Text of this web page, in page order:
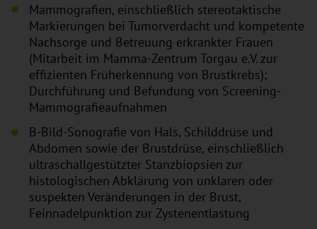
Mammografien, einschließlich stereotaktische
Markierungen bei Tumorverdacht und kompetente
Nachsorge und Betreuung erkrankter Frauen
(Mitarbeit im Mamma-Zentrum Torgau e.V. zur
effizienten Früherkennung von Brustkrebs);
Durchführung und Befundung von Screening-
Mammografieaufnahmen
B-Bild-Sonografie von Hals, Schilddrüse und
Abdomen sowie der Brustdrüse, einschließlich
ultraschallgestützter Stanzbiopsien zur
histologischen Abklärung von unklaren oder
suspekten Veränderungen in der Brust,
Feinnadelpunktion zur Zystenentlastung